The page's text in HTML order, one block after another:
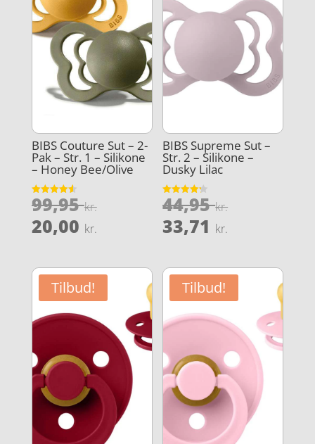
BIBS Couture Sut – 2-
Pak – Str. 1 – Silikone
– Honey Bee/Olive
Vurderet
4.6
99,95kr.Den
oprindelige
pris
99,95 kr..
20,00 kr.
pris
er:
20,00 kr..
BIBS Supreme Sut –
Str. 2 – Silikone –
Dusky Lilac
Vurderet
4.2
44,95kr.Den
44,95 kr..
33,71 kr.
pris
er:
33,71 kr..
Tilbud! Tilbud!